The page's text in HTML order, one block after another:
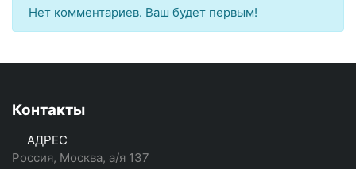
Нет комментариев. Ваш будет первым!
Контакты
АДРЕС
Россия, Москва, а/я 137